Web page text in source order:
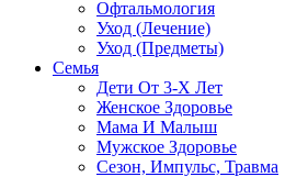
Офтальмология
Уход (Лечение)
Уход (Предметы)
Семья
Дети От 3-Х Лет
Женское Здоровье
Мама И Малыш
Мужское Здоровье
Сезон, Импульс, Травма